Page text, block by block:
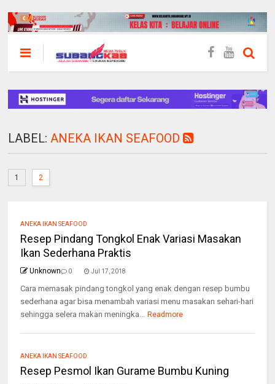
LABEL:ANEKA IKAN SEAFOOD
1 2
ANEKA IKAN SEAFOOD
Resep Pindang Tongkol Enak Variasi Masakan
Ikan Sederhana Praktis
Unknown 0 Jul 17, 2018
Cara memasak pindang tongkol yang enak dengan resep bumbu
sederhana agar bisa menambah variasi menu masakan sehari-hari
sehingga selera makan meningka... Readmore
ANEKA IKAN SEAFOOD
Resep Pesmol Ikan Gurame Bumbu Kuning